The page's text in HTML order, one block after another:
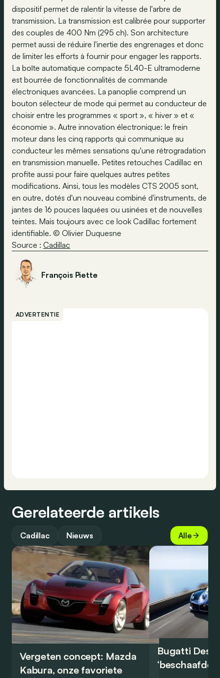
dispositif permet de ralentir la vitesse de l'arbre de
transmission. La transmission est calibrée pour supporter
des couples de 400 Nm (295 ch). Son architecture
permet aussi de réduire l'inertie des engrenages et donc
de limiter les efforts à fournir pour engager les rapports.
La boîte automatique compacte 5L40-E ultramoderne
est bourrée de fonctionnalités de commande
électroniques avancées. La panoplie comprend un
bouton sélecteur de mode qui permet au conducteur de
choisir entre les programmes « sport », « hiver » et «
économie ». Autre innovation électronique: le frein
moteur dans les cinq rapports qui communique au
conducteur les mêmes sensations qu'une rétrogradation
en transmission manuelle. Petites retouches Cadillac en
profite aussi pour faire quelques autres petites
modifications. Ainsi, tous les modèles CTS 2005 sont,
en outre, dotés d'un nouveau combiné d'instruments, de
jantes de 16 pouces laquées ou usinées et de nouvelles
teintes. Mais toujours avec ce look Cadillac fortement
identifiable. © Olivier Duquesne
Source : Cadillac
François Piette
ADVERTENTIE
Gerelateerde artikels
Cadillac Nieuws Alle
Vergeten concept: Mazda
Kabura, onze favoriete
Bugatti
‘beschaafde’